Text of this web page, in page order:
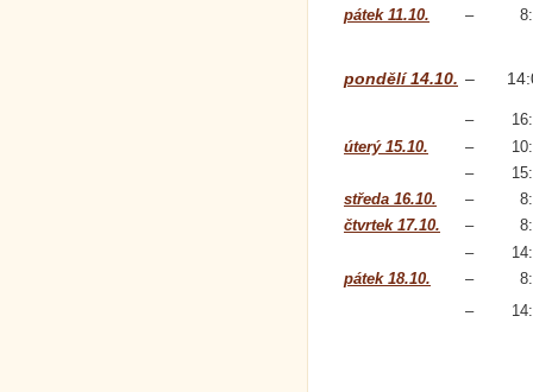
pátek 11.10. –
pondělí 14.10. –
–
úterý 15.10.
–
–
středa 16.10.
–
čtvrtek 17.10.
–
–
pátek 18.10.
–
–